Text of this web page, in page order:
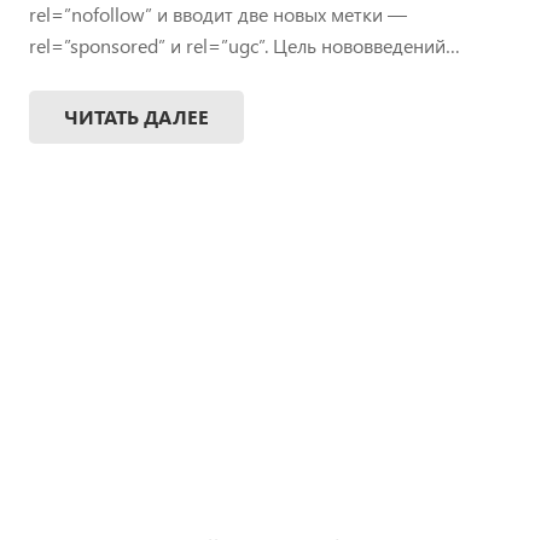
rel=”nofollow” и вводит две новых метки —
rel=”sponsored” и rel=”ugc”. Цель нововведений…
ЧИТАТЬ ДАЛЕЕ